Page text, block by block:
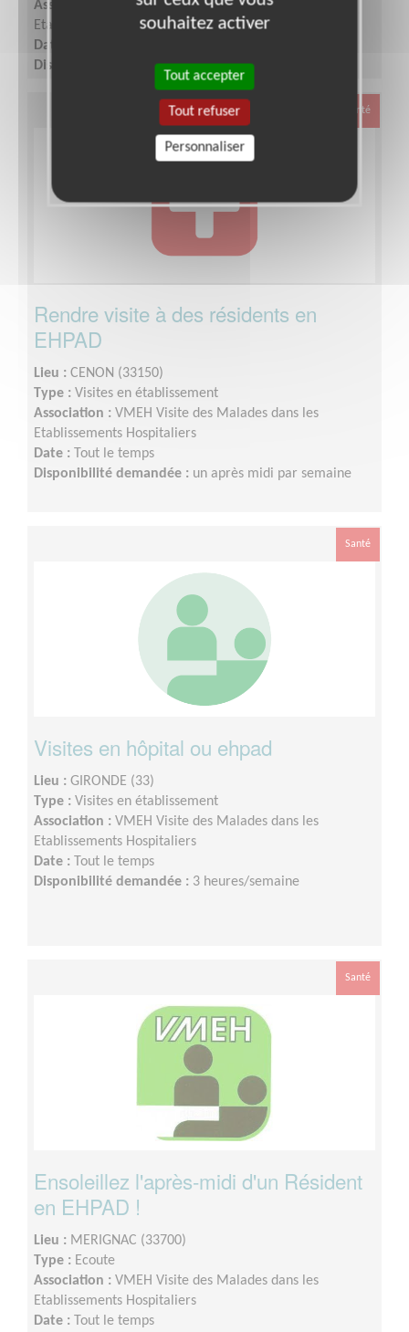
Association :
VMEH Visite des Malades dans les
Etablissements Hospitaliers
Date :
Disponibilité demandée :1 journée par semaine
Santé
Rendre visite à des résidents en
EHPAD
Lieu : CENON (33150)
Type : Visites en établissement
Association : VMEH Visite des Malades dans les
Etablissements Hospitaliers
Date :
Tout le temps
Disponibilité demandée : un après midi par semaine
Santé
Visites en hôpital ou ehpad
Lieu : GIRONDE (33)
Type : Visites en établissement
Association : VMEH Visite des Malades dans les
Etablissements Hospitaliers
Date :
Tout le temps
Disponibilité demandée : 3 heures/semaine
Santé
Ensoleillez l'après-midi d'un Résident
en EHPAD !
Lieu : MERIGNAC (33700)
Type : Ecoute
Association : VMEH Visite des Malades dans les
Etablissements Hospitaliers
Date :
Tout le temps
souhaitez activer
Tout accepter
Tout refuser
Personnaliser